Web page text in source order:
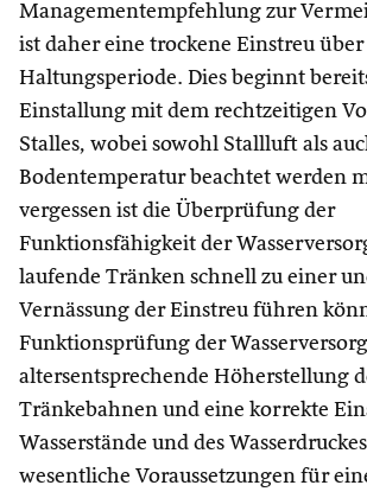
Managementempfehlung zur
ist daher eine trockene Einstreu über
Haltungsperiode. Dies beginnt
Einstallung mit dem rechtzeitigen
Stalles, wobei sowohl Stallluft als
Bodentemperatur beachtet werden
vergessen ist die Überprüfung der
Funktionsfähigkeit der
laufende Tränken schnell zu einer
Vernässung der Einstreu führen
Funktionsprüfung der
altersentsprechende Höherstellung
Tränkebahnen und eine korrekte
Wasserstände und des
wesentliche Voraussetzungen für